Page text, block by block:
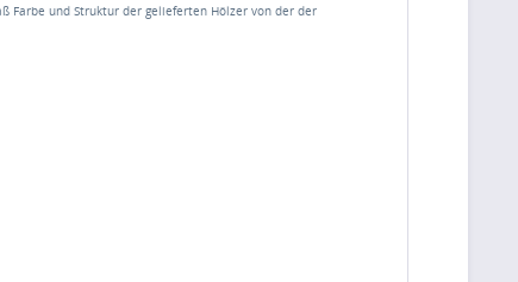
Farbe und Struktur der gelieferten Hölzer von der der